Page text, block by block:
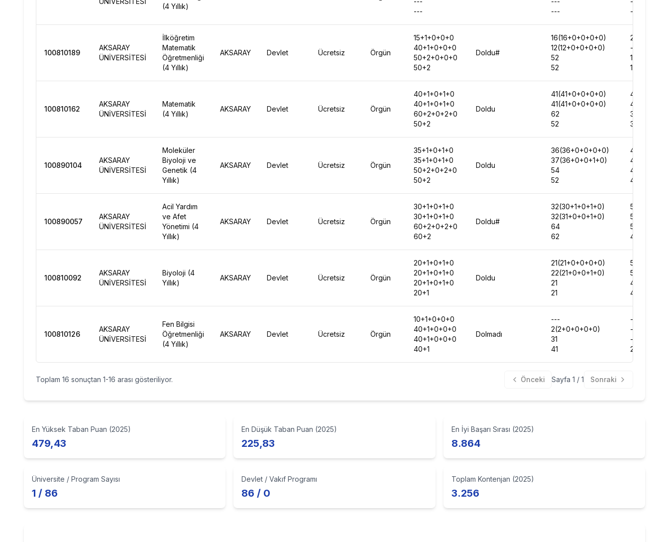
(4 Yıllık)
---
---
-
100810189
AKSARAY
ÜNİVERSİTESİ
İlköğretim
Matematik
Öğretmenliği
(4 Yıllık)
AKSARAY Devlet Ücretsiz Örgün
15+1+0+0+0
40+1+0+0+0
50+2+0+0+0
50+2
Doldu#
16(16+0+0+0+0)
12(12+0+0+0+0)
52
52
292864
-
113916
104589
100810162
AKSARAY
ÜNİVERSİTESİ
Matematik
(4 Yıllık)
AKSARAY Devlet Ücretsiz Örgün
40+1+0+1+0
40+1+0+1+0
60+2+0+2+0
50+2
Doldu
41(41+0+0+0+0)
41(41+0+0+0+0)
62
52
430771
471239
362805
372436
100890104
AKSARAY
ÜNİVERSİTESİ
Moleküler
Biyoloji ve
Genetik (4
Yıllık)
AKSARAY Devlet Ücretsiz Örgün
35+1+0+1+0
35+1+0+1+0
50+2+0+2+0
50+2
Doldu
36(36+0+0+0+0)
37(36+0+0+1+0)
54
52
437586
457393
454445
456514
100890057
AKSARAY
ÜNİVERSİTESİ
Acil Yardım
ve Afet
Yönetimi (4
Yıllık)
AKSARAY Devlet Ücretsiz Örgün
30+1+0+1+0
30+1+0+1+0
60+2+0+2+0
60+2
Doldu#
32(30+1+0+1+0)
32(31+0+0+1+0)
64
62
502753
518745
520699
467067
100810092
AKSARAY
ÜNİVERSİTESİ
Biyoloji (4
Yıllık)
AKSARAY Devlet Ücretsiz Örgün
20+1+0+1+0
20+1+0+1+0
20+1+0+1+0
20+1
Doldu
21(21+0+0+0+0)
22(21+0+0+1+0)
21
21
520678
544942
463005
457432
100810126
AKSARAY
ÜNİVERSİTESİ
Fen Bilgisi
Öğretmenliği
(4 Yıllık)
AKSARAY Devlet Ücretsiz Örgün
10+1+0+0+0
40+1+0+0+0
40+1+0+0+0
40+1
Dolmadı
---
2(2+0+0+0+0)
31
41
-
-
-
299399
Toplam 16 sonuçtan 1-16 arası gösteriliyor. Önceki Sayfa 1 / 1 Sonraki
En Yüksek Taban Puan (2025)
479,43
En Düşük Taban Puan (2025)
225,83
En İyi Başarı Sırası (2025)
8.864
Üniversite / Program Sayısı
1 / 86
Devlet / Vakıf Programı
86 / 0
Toplam Kontenjan (2025)
3.256